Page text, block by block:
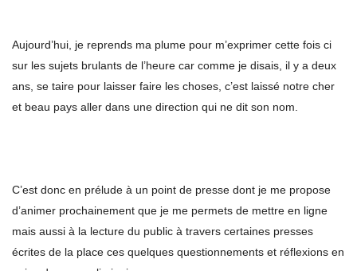
Aujourd’hui, je reprends ma plume pour m’exprimer cette fois ci
sur les sujets brulants de l’heure car comme je disais, il y a deux
ans, se taire pour laisser faire les choses, c’est laissé notre cher
et beau pays aller dans une direction qui ne dit son nom.
C’est donc en prélude à un point de presse dont je me propose
d’animer prochainement que je me permets de mettre en ligne
mais aussi à la lecture du public à travers certaines presses
écrites de la place ces quelques questionnements et réflexions en